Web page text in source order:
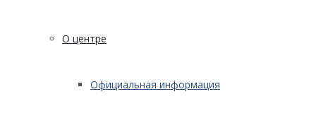
О центре
Официальная информация